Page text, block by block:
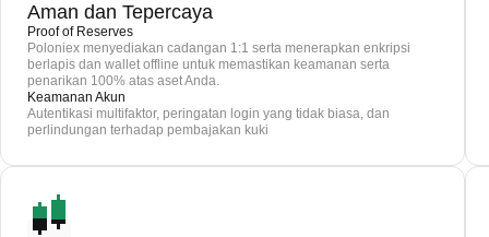
Aman dan Tepercaya
Proof of Reserves
Poloniex menyediakan cadangan 1:1 serta menerapkan enkripsi
berlapis dan wallet offline untuk memastikan keamanan serta
penarikan 100% atas aset Anda.
Keamanan Akun
Autentikasi multifaktor, peringatan login yang tidak biasa, dan
perlindungan terhadap pembajakan kuki